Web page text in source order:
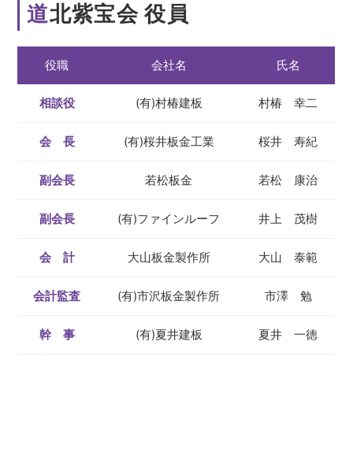
道北紫宝会 役員
役職 会社名 氏名
相談役 (有)村椿建板 村椿 幸二
会 長 (有)桜井板金工業 桜井 寿紀
副会長 若松板金 若松 康治
副会長 (有)ファインルーフ 井上 茂樹
会 計 大山板金製作所 大山 泰範
会計監査 (有)市沢板金製作所 市澤 勉
幹 事 (有)夏井建板 夏井 一徳